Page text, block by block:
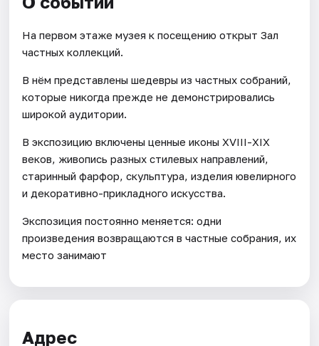
На первом этаже музея к посещению открыт Зал
частных коллекций.
В нём представлены шедевры из частных собраний,
которые никогда прежде не демонстрировались
широкой аудитории.
В экспозицию включены ценные иконы ХVIII-XIX
веков, живопись разных стилевых направлений,
старинный фарфор, скульптура, изделия ювелирного
и декоративно-прикладного искусства.
Экспозиция постоянно меняется: одни
произведения возвращаются в частные собрания, их
место занимают
Адрес